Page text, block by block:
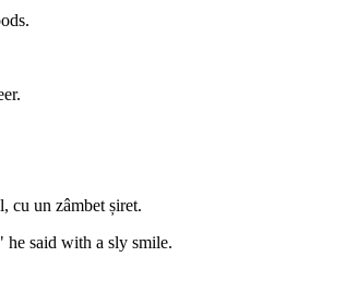
cu un zâmbet șiret.
said with a sly smile.